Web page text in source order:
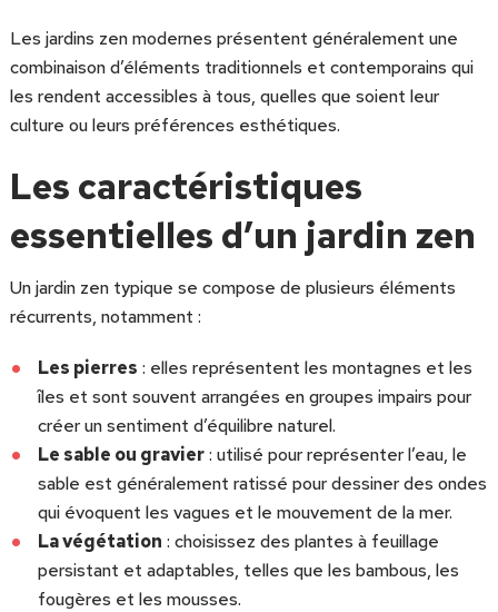
Les jardins zen modernes présentent généralement une
combinaison d’éléments traditionnels et contemporains qui
les rendent accessibles à tous, quelles que soient leur
culture ou leurs préférences esthétiques.
Les caractéristiques
essentielles d’un jardin zen
Un jardin zen typique se compose de plusieurs éléments
récurrents, notamment :
Les pierres : elles représentent les montagnes et les
îles et sont souvent arrangées en groupes impairs pour
créer un sentiment d’équilibre naturel.
Le sable ou gravier: utilisé pour représenter l’eau, le
sable est généralement ratissé pour dessiner des ondes
qui évoquent les vagues et le mouvement de la mer.
La végétation : choisissez des plantes à feuillage
persistant et adaptables, telles que les bambous, les
fougères et les mousses.